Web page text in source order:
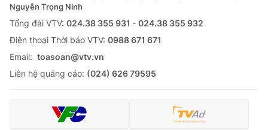
Nguyễn Trọng Ninh
Tổng đài VTV: 024.38 355 931 - 024.38 355 932
Ðiện thoại Thời báo VTV: 0988 671 671
Email: toasoan@vtv.vn
Liên hệ quảng cáo: (024) 626 79595